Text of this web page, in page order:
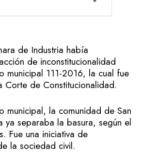
de Industria había
de inconstitucionalidad
municipal 111-2016, la cual fue
Corte de Constitucionalidad.
municipal, la comunidad de San
ya separaba la basura, según el
Fue una iniciativa de
la sociedad civil.